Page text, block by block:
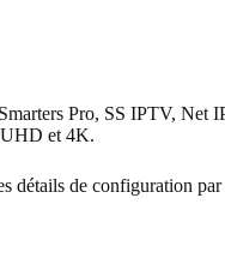
Pro, SS IPTV, Net
UHD et 4K.
détails de configuration